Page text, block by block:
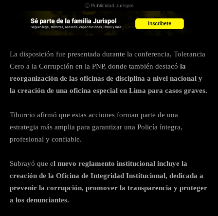
ⓘ Publicidad Jurispol
La disposición fue presentada durante la conferencia, Tolerancia
Cero a la Corrupción en la PNP, donde también destacó la
reorganización de las oficinas de disciplina a nivel nacional y
la creación de una oficina especial en Lima para casos graves.
Tiburcio afirmó que estas acciones forman parte de una
estrategia más amplia para garantizar una Policía íntegra,
profesional y confiable.
Subrayó que el nuevo reglamento institucional incluye la
creación de la Oficina de Integridad Institucional, dedicada a
prevenir la corrupción, promover la transparencia y proteger
a los denunciantes.